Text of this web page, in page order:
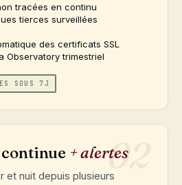
tracées en continu
tierces surveillées
des certificats SSL
Observatory trimestriel
SOUS 7J
02
+ alertes
et nuit depuis plusieurs